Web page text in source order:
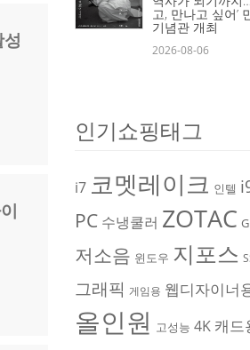
고, 만나고 싶어’
기념관 개최
2026-08-06
인기쇼핑태그
i7 코멧레이크 인텔
PC 수냉쿨러 ZOTAC
저소음 윈도우 지포스
그래픽 게임용 웹디자이너
올인원 고성능 4K 캐드